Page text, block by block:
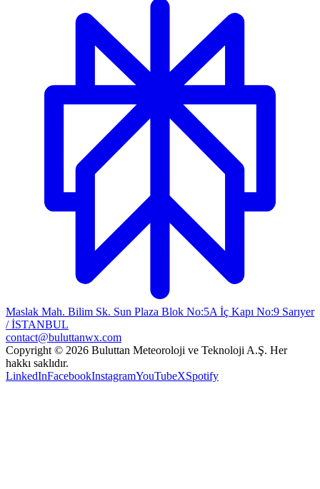
Maslak Mah. Bilim Sk. Sun Plaza Blok No:5A İç Kapı No:9 Sarıyer
/ İSTANBUL
contact@buluttanwx.com
Copyright © 2026 Buluttan Meteoroloji ve Teknoloji A.Ş. Her
hakkı saklıdır.
LinkedInFacebookInstagramYouTubeXSpotify